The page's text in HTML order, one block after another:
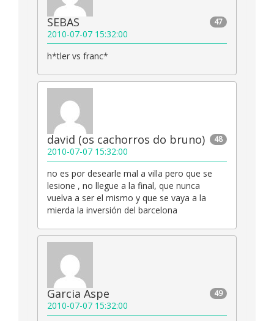
47
SEBAS
2010-07-07 15:32:00
h*tler vs franc*
48
david (os cachorros do bruno)
2010-07-07 15:32:00
no es por desearle mal a villa pero que se
lesione , no llegue a la final, que nunca
vuelva a ser el mismo y que se vaya a la
mierda la inversión del barcelona
49
Garcia Aspe
2010-07-07 15:32:00